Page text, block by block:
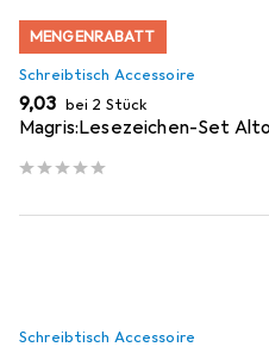
MENGENRABATT
Schreibtisch Accessoire
EUR
9,03 bei 2 Stück
Magris:Lesezeichen-Set
Schreibtisch Accessoire